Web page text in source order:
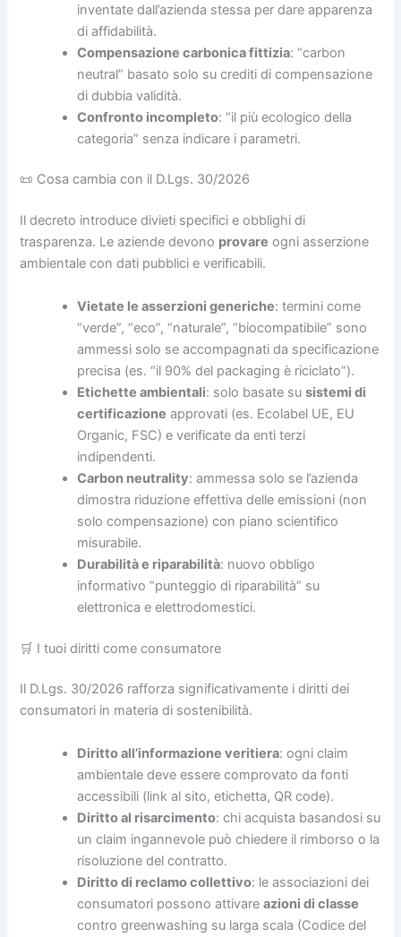
inventate dall’azienda stessa per dare apparenza
di affidabilità.
Compensazione carbonica fittizia: “carbon
neutral” basato solo su crediti di compensazione
di dubbia validità.
Confronto incompleto: “il più ecologico della
categoria” senza indicare i parametri.
📜 Cosa cambia con il D.Lgs. 30/2026
Il decreto introduce divieti specifici e obblighi di
trasparenza. Le aziende devono provare ogni asserzione
ambientale con dati pubblici e verificabili.
Vietate le asserzioni generiche: termini come
“verde”, “eco”, “naturale”, “biocompatibile” sono
ammessi solo se accompagnati da specificazione
precisa (es. “il 90% del packaging è riciclato”).
Etichette ambientali: solo basate susistemi di
certificazione approvati (es. Ecolabel UE, EU
Organic, FSC) e verificate da enti terzi
indipendenti.
Carbon neutrality: ammessa solo se l’azienda
dimostra riduzione effettiva delle emissioni (non
solo compensazione) con piano scientifico
misurabile.
Durabilità e riparabilità: nuovo obbligo
informativo “punteggio di riparabilità” su
elettronica e elettrodomestici.
🛒 I tuoi diritti come consumatore
Il D.Lgs. 30/2026 rafforza significativamente i diritti dei
consumatori in materia di sostenibilità.
Diritto all’informazione veritiera: ogni claim
ambientale deve essere comprovato da fonti
accessibili (link al sito, etichetta, QR code).
Diritto al risarcimento: chi acquista basandosi su
un claim ingannevole può chiedere il rimborso o la
risoluzione del contratto.
Diritto di reclamo collettivo: le associazioni dei
consumatori possono attivareazioni di classe
contro greenwashing su larga scala (Codice del